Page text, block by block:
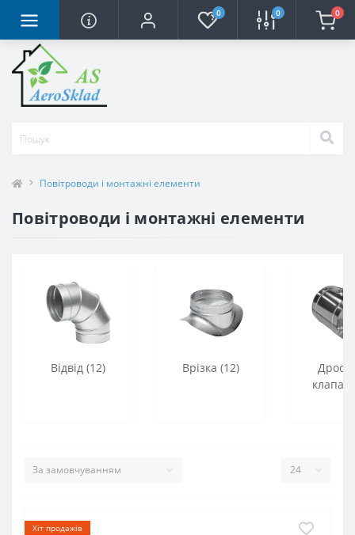
0 0 0
Повітроводи і монтажні елементи
Повітроводи і монтажні елементи
Відвід (12) Врізка (12)
Хіт продажів